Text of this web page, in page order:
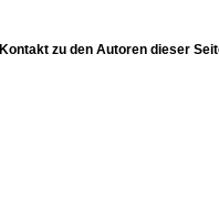
Kontakt zu den Autoren dieser